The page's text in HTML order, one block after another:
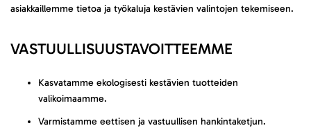
asiakkaillemme tietoa ja työkaluja kestävien valintojen tekemiseen.
VASTUULLISUUSTAVOITTEEMME
Kasvatamme ekologisesti kestävien tuotteiden
valikoimaamme.
Varmistamme eettisen ja vastuullisen hankintaketjun.